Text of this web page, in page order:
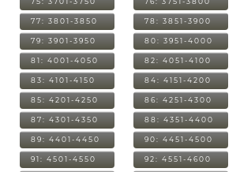
77: 3801-3850 78: 3851-3900
79: 3901-3950 80: 3951-4000
81: 4001-4050 82: 4051-4100
83: 4101-4150 84: 4151-4200
85: 4201-4250 86: 4251-4300
87: 4301-4350 88: 4351-4400
89: 4401-4450 90: 4451-4500
91: 4501-4550 92: 4551-4600